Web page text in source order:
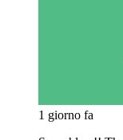
1 giorno fa